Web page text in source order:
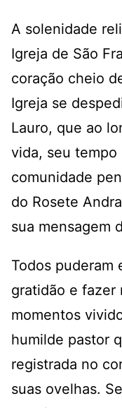
A solenidade
Igreja de São
coração cheio
Igreja se
Lauro, que ao
vida, seu tempo
comunidade
do Rosete
sua mensagem
Todos puderam
gratidão e fazer
momentos
humilde pastor
registrada no
suas ovelhas.